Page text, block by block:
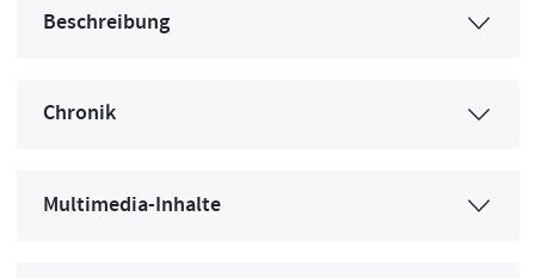
Beschreibung
Chronik
Multimedia-Inhalte